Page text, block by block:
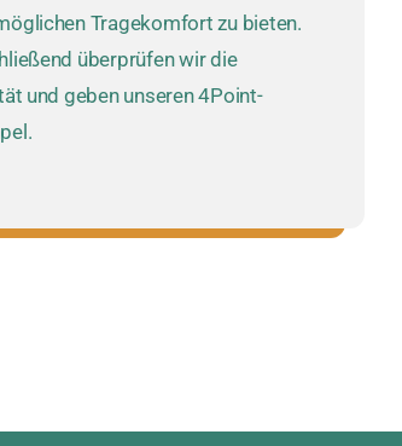
Tragekomfort zu bieten.
überprüfen wir die
und geben unseren 4Point-